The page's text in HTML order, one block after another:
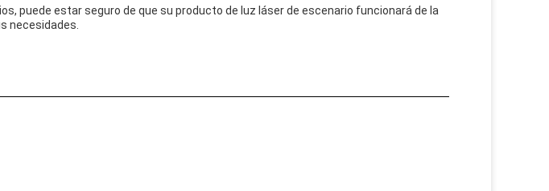
puede estar seguro de que su producto de luz láser de escenario funcionará de la
necesidades.